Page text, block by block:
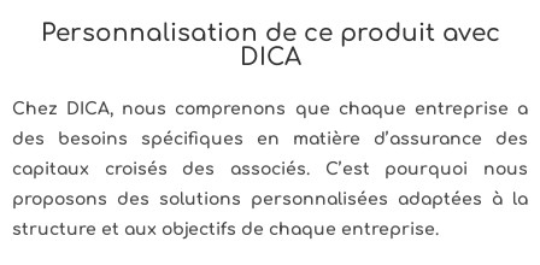
Personnalisation de ce produit avec
DICA
Chez DICA, nous comprenons que chaque entreprise a
des besoins spécifiques en matière d’assurance des
capitaux croisés des associés. C’est pourquoi nous
proposons des solutions personnalisées adaptées à la
structure et aux objectifs de chaque entreprise.